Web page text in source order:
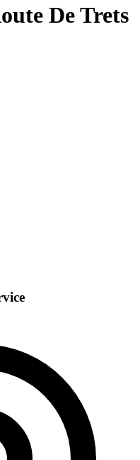
De Trets